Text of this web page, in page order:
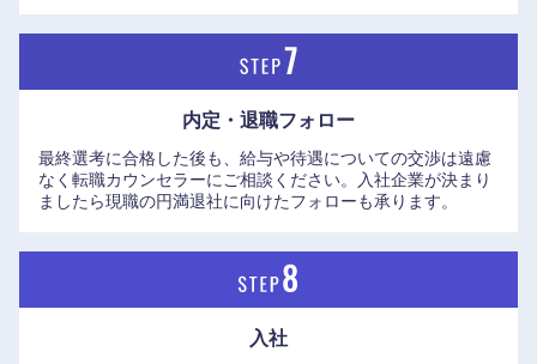
内定・退職フォロー
最終選考に合格した後も、給与や待遇についての交渉は遠慮
なく転職カウンセラーにご相談ください。入社企業が決まり
ましたら現職の円満退社に向けたフォローも承ります。
入社